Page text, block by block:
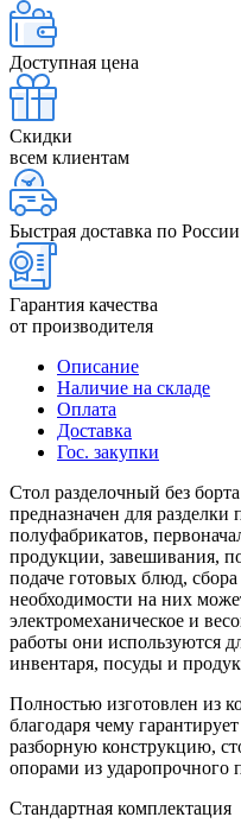
Доступная цена
Скидки
всем клиентам
Быстрая доставка по России
Гарантия качества
от производителя
Описание
Наличие на складе
Оплата
Доставка
Гос. закупки
Стол разделочный без
предназначен для
полуфабрикатов,
продукции, завешивания,
подаче готовых блюд,
необходимости на них
электромеханическое и
работы они используются
инвентаря, посуды и
Полностью изготовлен из
благодаря чему
разборную конструкцию,
опорами из ударопрочного
Стандартная комплектация